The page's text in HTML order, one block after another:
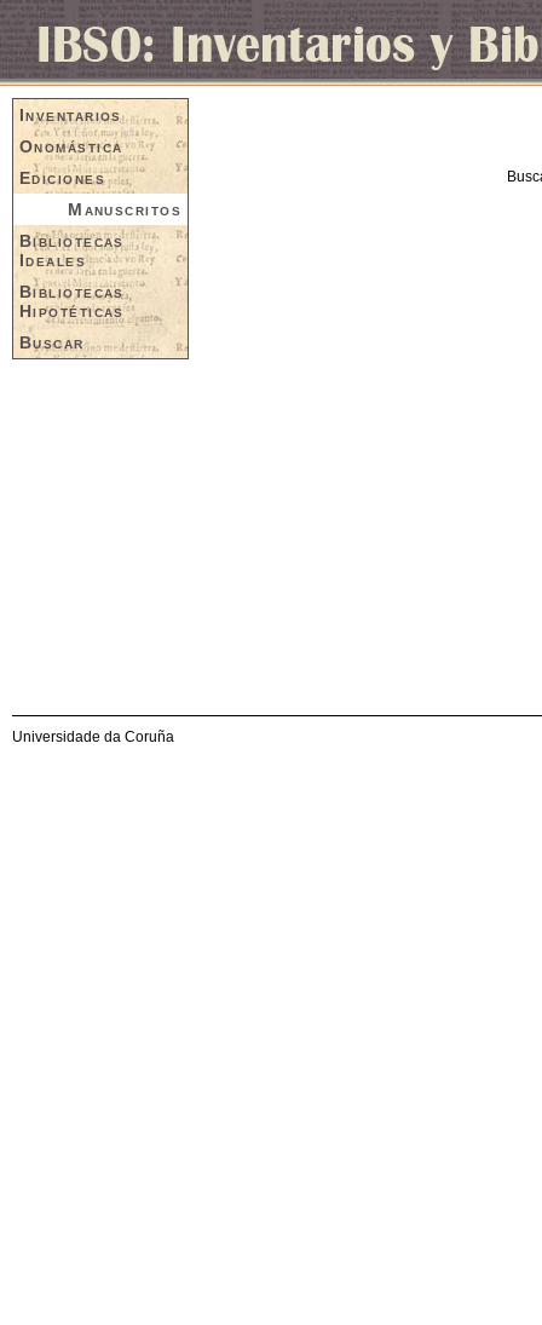
Inventarios
Onomástica
Ediciones
Manuscritos
Bibliotecas
Ideales
Bibliotecas
Hipotéticas
Buscar
Universidade da Coruña